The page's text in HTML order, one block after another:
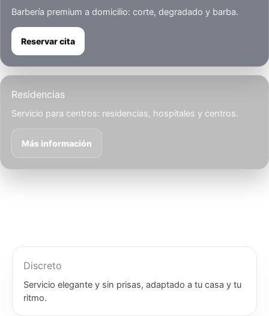
Barbería premium a domicilio: corte, degradado y barba.
Reservar cita
Residencias
Servicio para centros: residencias, hospitales y centros.
Más información
Discreto
Servicio elegante y sin prisas, adaptado a tu casa y tu
ritmo.